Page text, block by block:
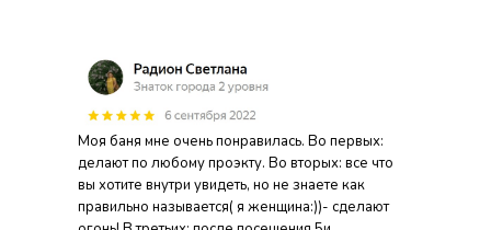
Моя баня мне очень понравилась. Во первых:
делают по любому проэкту. Во вторых: все что
вы хотите внутри увидеть, но не знаете как
правильно называется( я женщина:))- сделают